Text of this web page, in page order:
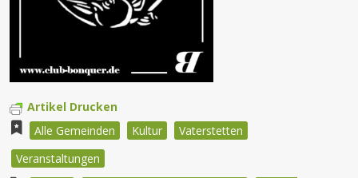
Artikel Drucken
Alle Gemeinden
Kultur
Vaterstetten
Veranstaltungen